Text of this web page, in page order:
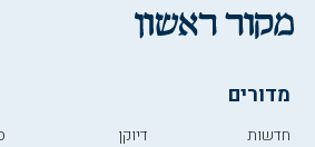
מדורים
חדשות דיוקן